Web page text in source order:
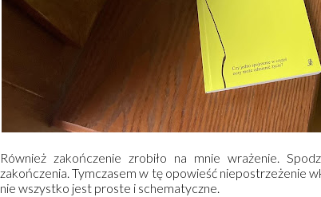
Również zakończenie zrobiło na mnie wrażenie.
zakończenia. Tymczasem w tę opowieść niepostrzeżenie
nie wszystko jest proste i schematyczne.